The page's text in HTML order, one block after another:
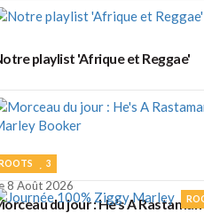
playlist 'Afrique et Reggae'
3
8 Août 2026
du jour : He's A